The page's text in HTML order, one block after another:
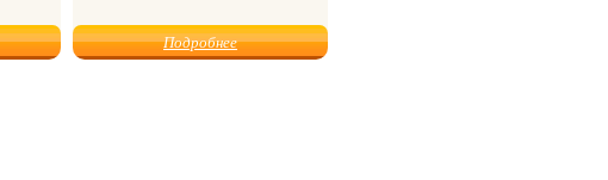
Подробнее